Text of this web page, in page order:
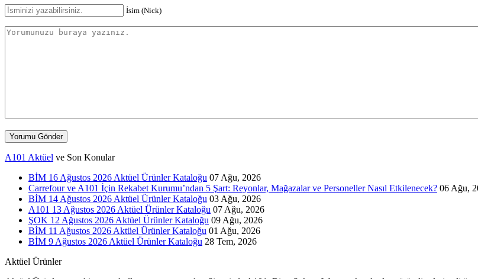
İsim (Nick)
Yorumu Gönder
A101 Aktüel ve Son Konular
BİM 16 Ağustos 2026 Aktüel Ürünler Kataloğu 07 Ağu, 2026
Carrefour ve A101 İçin Rekabet Kurumu’ndan 5 Şart: Reyonlar, Mağazalar ve Personeller Nasıl Etkilenecek? 06 Ağu,
BİM 14 Ağustos 2026 Aktüel Ürünler Kataloğu 03 Ağu, 2026
A101 13 Ağustos 2026 Aktüel Ürünler Kataloğu 07 Ağu, 2026
ŞOK 12 Ağustos 2026 Aktüel Ürünler Kataloğu 09 Ağu, 2026
BİM 11 Ağustos 2026 Aktüel Ürünler Kataloğu 01 Ağu, 2026
BİM 9 Ağustos 2026 Aktüel Ürünler Kataloğu 28 Tem, 2026
Aktüel Ürünler